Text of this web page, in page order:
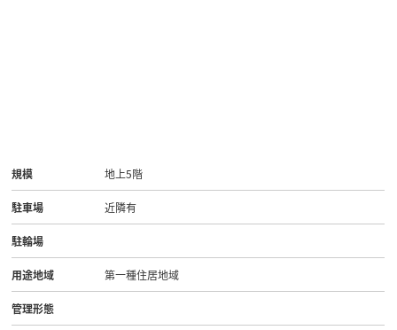
規模 地上5階
駐車場 近隣有
駐輪場
用途地域 第一種住居地域
管理形態